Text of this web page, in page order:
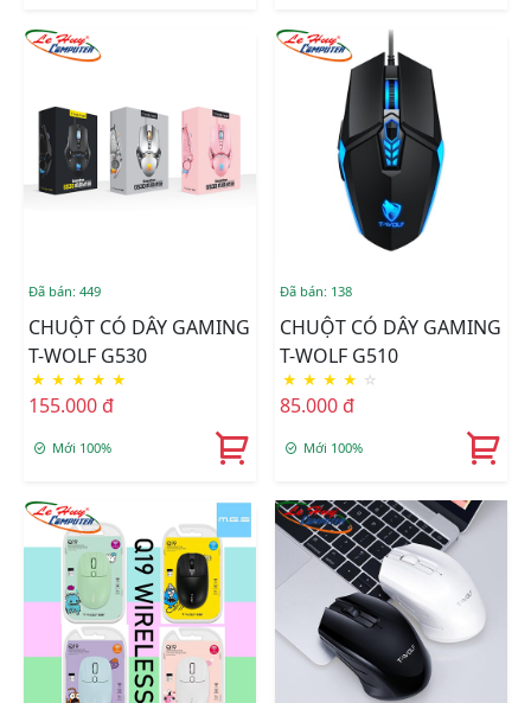
Đã bán: 449
CHUỘT CÓ DÂY GAMING
T-WOLF G530
★ ★ ★ ★ ★
155.000 đ
Mới 100%
Đã bán: 138
CHUỘT CÓ DÂY GAMING
T-WOLF G510
★ ★ ★ ★ ☆
85.000 đ
Mới 100%